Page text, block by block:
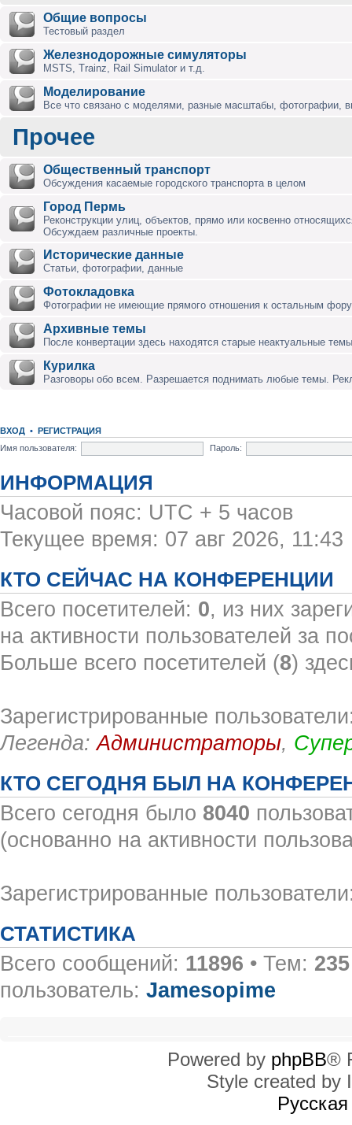
Общие вопросы
Тестовый раздел
Железнодорожные симуляторы
MSTS, Trainz, Rail Simulator и т.д.
Моделирование
Все что связано с моделями, разные масштабы, фотографии,
Прочее
Общественный транспорт
Обсуждения касаемые городского транспорта в целом
Город Пермь
Реконструкции улиц, объектов, прямо или косвенно
Обсуждаем различные проекты.
Исторические данные
Статьи, фотографии, данные
Фотокладовка
Фотографии не имеющие прямого отношения к остальным
Архивные темы
После конвертации здесь находятся старые неактуальные
Курилка
Разговоры обо всем. Разрешается поднимать любые темы.
ВХОД • РЕГИСТРАЦИЯ
Имя пользователя:
Пароль:
ИНФОРМАЦИЯ
Часовой пояс: UTC + 5 часов
Текущее время: 07 авг 2026, 11:43
КТО СЕЙЧАС НА КОНФЕРЕНЦИИ
Всего посетителей: 0, из них
на активности пользователей за
Больше всего посетителей (8)
Зарегистрированные
Легенда:Администраторы,
КТО СЕГОДНЯ БЫЛ НА
Всего сегодня было 8040
(основанно на активности
Зарегистрированные
СТАТИСТИКА
Всего сообщений: 11896 • Тем: 235
пользователь: Jamesopime
Powered by phpBB®
Style created by